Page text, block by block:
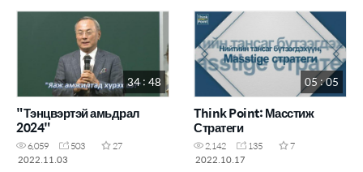
34 : 48
"Тэнцвэртэй амьдрал
2024"
6,059 503
27
2022.11.03
05 : 05
Think Point: Масстиж
Стратеги
2,142 135
7
2022.10.17